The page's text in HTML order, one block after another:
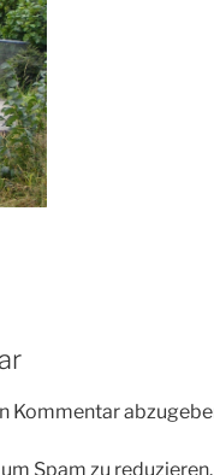
Kommentar
Spam zu reduzieren.